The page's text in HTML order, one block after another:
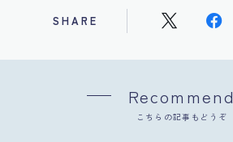
SHARE
Recommend
こちらの記事もどうぞ